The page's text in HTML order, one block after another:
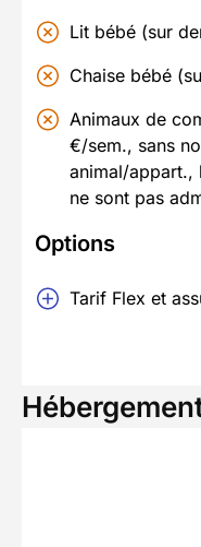
Lit bébé (sur
Chaise bébé
Animaux de
€/sem., sans
animal/appart.,
ne sont pas
Options
Tarif Flex et